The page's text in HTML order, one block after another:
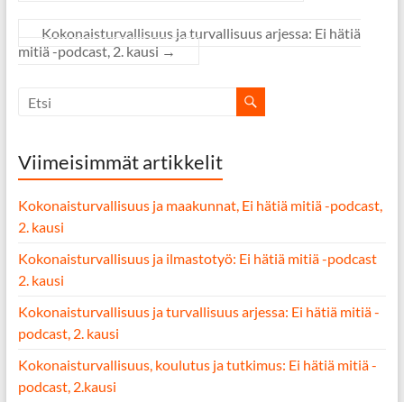
Kokonaisturvallisuus ja turvallisuus arjessa: Ei hätiä
mitiä -podcast, 2. kausi →
Viimeisimmät artikkelit
Kokonaisturvallisuus ja maakunnat, Ei hätiä mitiä -podcast,
2. kausi
Kokonaisturvallisuus ja ilmastotyö: Ei hätiä mitiä -podcast
2. kausi
Kokonaisturvallisuus ja turvallisuus arjessa: Ei hätiä mitiä -
podcast, 2. kausi
Kokonaisturvallisuus, koulutus ja tutkimus: Ei hätiä mitiä -
podcast, 2.kausi